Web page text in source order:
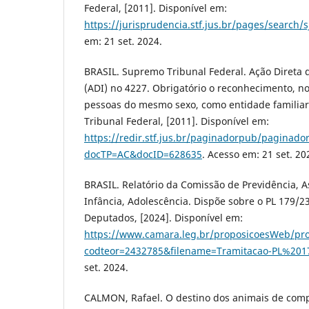
Federal, [2011]. Disponível em:
https://jurisprudencia.stf.jus.br/pages/search/
em: 21 set. 2024.
BRASIL. Supremo Tribunal Federal. Ação
(ADI) no 4227. Obrigatório o reconhecimento,
pessoas do mesmo sexo, como entidade
Tribunal Federal, [2011]. Disponível em:
https://redir.stf.jus.br/paginadorpub/
docTP=AC&docID=628635. Acesso em: 21 set.
BRASIL. Relatório da Comissão de Previdência,
Infância, Adolescência. Dispõe sobre o PL 179/
Deputados, [2024]. Disponível em:
https://www.camara.leg.br/proposicoesWeb/
codteor=2432785&filename=Tramitacao-
set. 2024.
CALMON, Rafael. O destino dos animais de